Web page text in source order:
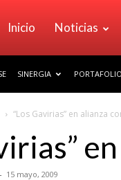
Sinergia
Inicio Noticias
SINERGIA
“Los Gavirias” en alianza
- 15 mayo, 2009